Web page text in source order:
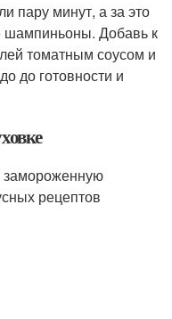
пару минут, а за это
шампиньоны. Добавь к
томатным соусом и
до готовности и